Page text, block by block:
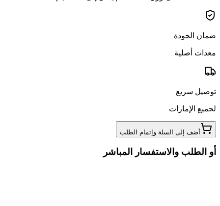
ضمان الجودة
معدات أصلية
توصيل سريع
لجميع الإمارات
أضف إلى السلة وإتمام الطلب
أو الطلب والاستفسار المباشر